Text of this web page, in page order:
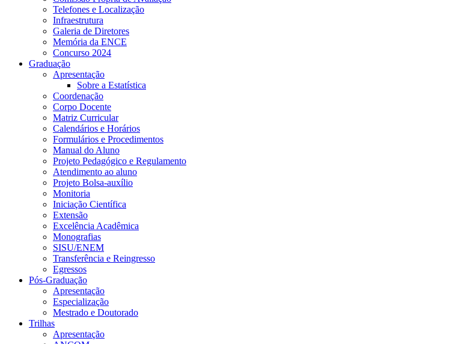
Telefones e Localização
Infraestrutura
Galeria de Diretores
Memória da ENCE
Concurso 2024
Graduação
Apresentação
Sobre a Estatística
Coordenação
Corpo Docente
Matriz Curricular
Calendários e Horários
Formulários e Procedimentos
Manual do Aluno
Projeto Pedagógico e Regulamento
Atendimento ao aluno
Projeto Bolsa-auxílio
Monitoria
Iniciação Científica
Extensão
Excelência Acadêmica
Monografias
SISU/ENEM
Transferência e Reingresso
Egressos
Pós-Graduação
Apresentação
Especialização
Mestrado e Doutorado
Trilhas
Apresentação